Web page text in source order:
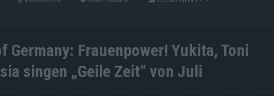
Germany: Frauenpower! Yukita, Toni
singen „Geile Zeit“ von Juli